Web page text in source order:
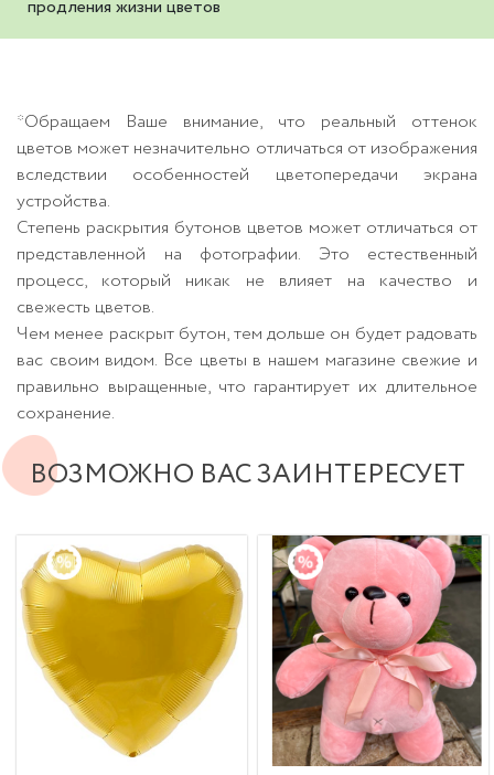
продления жизни цветов
*Обращаем Ваше внимание, что реальный оттенок
цветов может незначительно отличаться от изображения
вследствии особенностей цветопередачи экрана
устройства.
Степень раскрытия бутонов цветов может отличаться от
представленной на фотографии. Это естественный
процесс, который никак не влияет на качество и
свежесть цветов.
Чем менее раскрыт бутон, тем дольше он будет радовать
вас своим видом. Все цветы в нашем магазине свежие и
правильно выращенные, что гарантирует их длительное
сохранение.
ВОЗМОЖНО ВАС ЗАИНТЕРЕСУЕТ